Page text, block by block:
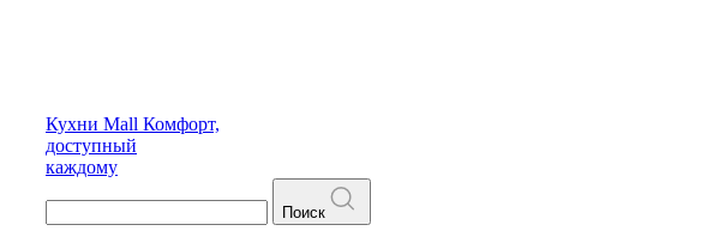
Кухни Mall Комфорт,
доступный
каждому
Поиск